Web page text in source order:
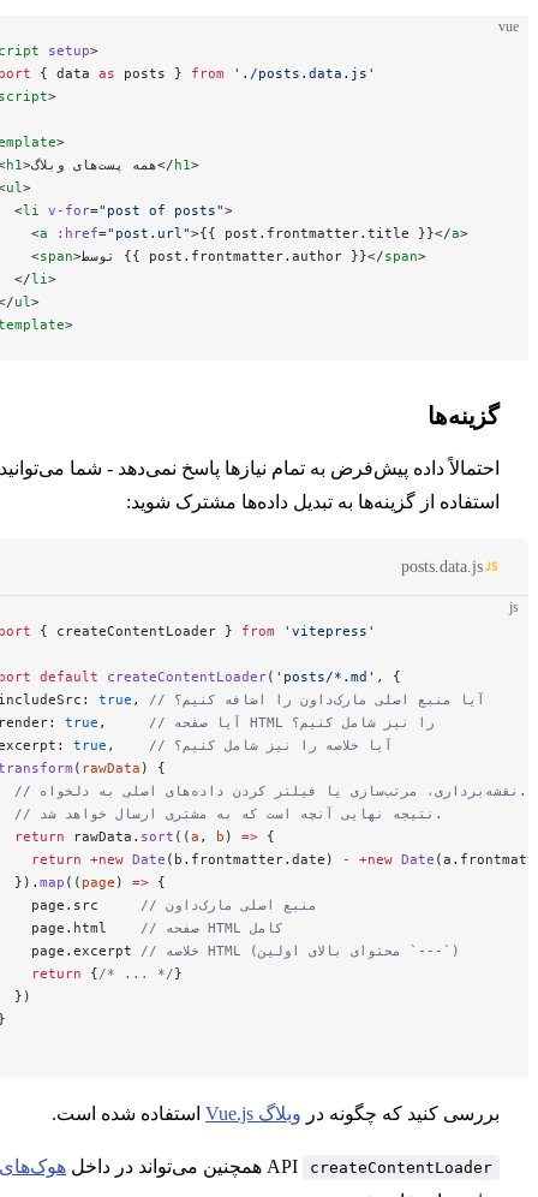
script
import { data as posts } from './posts.data.js'
</
<template
  <
h1
    <
li v-for="post of posts"
      <
a :href = "post.url">{{ post.frontmatter.title }}</
      <
span >توسط {{ post.frontmatter.author }}</
    </
</template
داده پیش‌فرض به تمام نیازها پاسخ نمی‌دهد - شما می‌توانید با
از گزینه‌ها به تبدیل داده‌ها مشترک شوید:
import { createContentLoader } from 'vitepress'
export default createContentLoader('posts/*.md'
  includeSrc:
true ,
منبع اصلی مارک‌داون را اضافه کنیم؟
  render:
true,
// آیا صفحه HTML را نیز شامل کنیم؟
  excerpt:
true ,
// آیا خلاصه را نیز شامل کنیم؟
  transform
( rawData
    return
rawData. sort ((a ,
      return
+new Date(b.frontmatter.date) - +new Date
    }).
map ((page
      page.src
// منبع اصلی مارک‌داون
      page.html
      page.excerpt
      return
{ /* ... */
کنید که چگونه دروبلاگ Vue.js استفاده شده است.
APIهمچنین می‌تواند در داخلهوک‌های